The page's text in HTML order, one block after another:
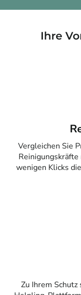
Ihre
Vergleichen Sie
wenigen Klicks
Zu Ihrem